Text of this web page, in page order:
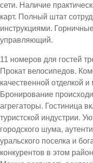
сети. Наличие
карт. Полный штат
инструкциями.
управляющий.
11 номеров для гостей
Прокат велосипедов.
качественной отделкой
Бронирование
агрегаторы. Гостиница
туристской индустрии.
городского шума,
уральского поселка и
конкурентов в этом